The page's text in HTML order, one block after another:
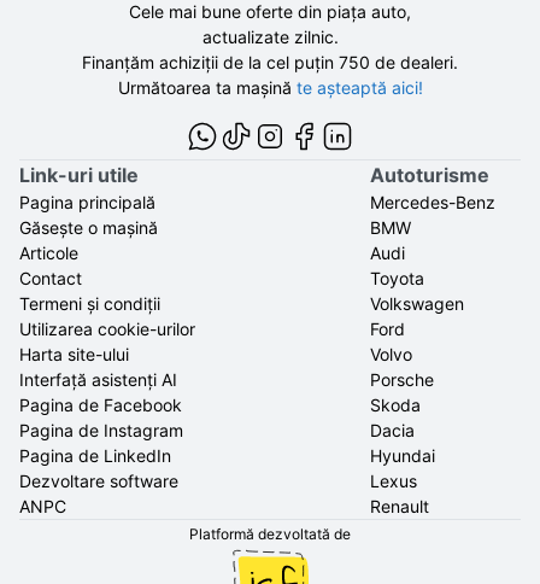
Cele mai bune oferte din piața auto,
actualizate zilnic.
Finanțăm achiziții de la cel puțin 750 de dealeri.
Următoarea ta mașină te așteaptă aici!
Link-uri utile
Pagina principală
Găsește o mașină
Articole
Contact
Termeni și condiții
Utilizarea cookie-urilor
Harta site-ului
Interfață asistenți AI
Pagina de Facebook
Pagina de Instagram
Pagina de LinkedIn
Dezvoltare software
ANPC
Autoturisme
Mercedes-Benz
BMW
Audi
Toyota
Volkswagen
Ford
Volvo
Porsche
Skoda
Dacia
Hyundai
Lexus
Renault
Platformă dezvoltată de